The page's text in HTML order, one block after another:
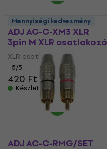
ADJ AC-C-XM3 XLR
3pin M XLR csatlakozó
XLR csatlakozó
5/5
420 Ft
Készleten
Mennyiségi kedvezmény
ADJ AC-C-RMG/SET